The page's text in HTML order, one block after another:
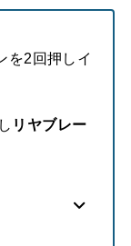
を2回押しイ
リヤブレー